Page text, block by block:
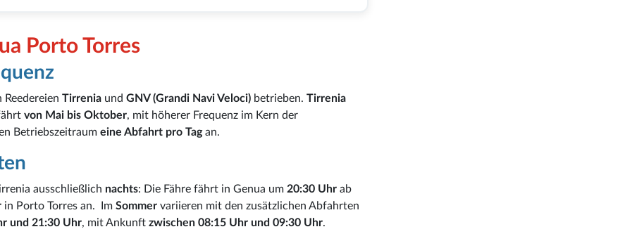
Porto Torres
Tirrenia und GNV (Grandi Navi Veloci) betrieben. Tirrenia
von Mai bis Oktober, mit höherer Frequenz im Kern der
Betriebszeitraum eine Abfahrt pro Tagan.
ausschließlich nachts: Die Fähre fährt in Genua um 20:30 Uhr ab
in Porto Torres an. Im Sommer variieren mit den zusätzlichen Abfahrten
und 21:30 Uhr, mit Ankunft zwischen 08:15 Uhr und 09:30 Uhr.